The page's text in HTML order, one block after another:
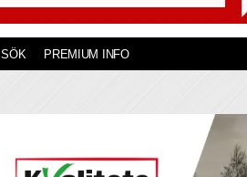
SÖK PREMIUM INFO